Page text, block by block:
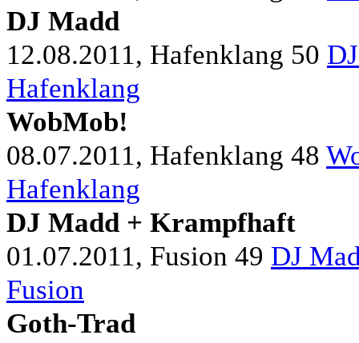
DJ Madd
12.08.2011, Hafenklang 50
Hafenklang
WobMob!
08.07.2011, Hafenklang 48
Hafenklang
DJ Madd + Krampfhaft
01.07.2011, Fusion 49 DJ
Fusion
Goth-Trad